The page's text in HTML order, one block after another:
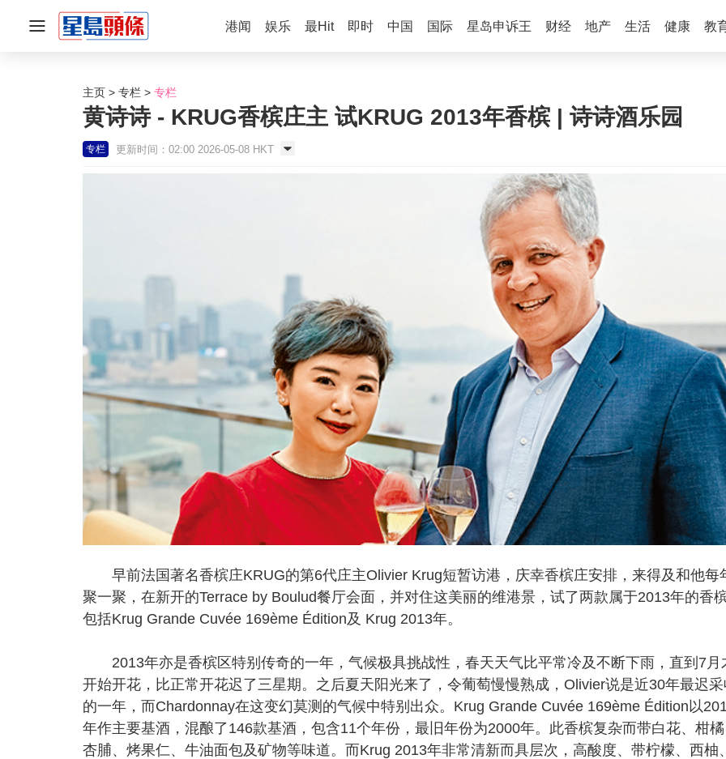
港闻 娱乐 最Hit 即时 中国 国际 星岛申诉王 财经 地产 生活 健康 教
主页 专栏 专栏
黄诗诗 - KRUG香槟庄主 试KRUG 2013年香槟 | 诗诗酒乐园
专栏 更新时间：02:00 2026-05-08 HKT
早前法国著名香槟庄KRUG的第6代庄主Olivier Krug短暂访港，庆幸香槟庄安排，来得及和他每
聚一聚，在新开的Terrace by Boulud餐厅会面，并对住这美丽的维港景，试了两款属于2013年的香
包括Krug Grande Cuvée 169ème Édition及 Krug 2013年。
2013年亦是香槟区特别传奇的一年，气候极具挑战性，春天天气比平常冷及不断下雨，直到7月
开始开花，比正常开花迟了三星期。之后夏天阳光来了，令葡萄慢慢熟成，Olivier说是近30年最迟
的一年，而Chardonnay在这变幻莫测的气候中特别出众。Krug Grande Cuvée 169ème Édition以
年作主要基酒，混酿了146款基酒，包含11个年份，最旧年份为2000年。此香槟复杂而带白花、柑
杏脯、烤果仁、牛油面包及矿物等味道。而Krug 2013年非常清新而具层次，高酸度、带柠檬、西柚